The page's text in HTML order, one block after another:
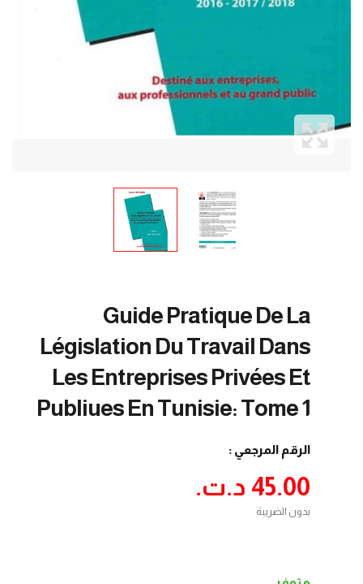
Guide Pratique De La
Législation Du Travail Dans
Les Entreprises Privées Et
Publiues En Tunisie: Tome 1
الرقم المرجعي :
45.00 د.ت.‏
بدون الضريبة